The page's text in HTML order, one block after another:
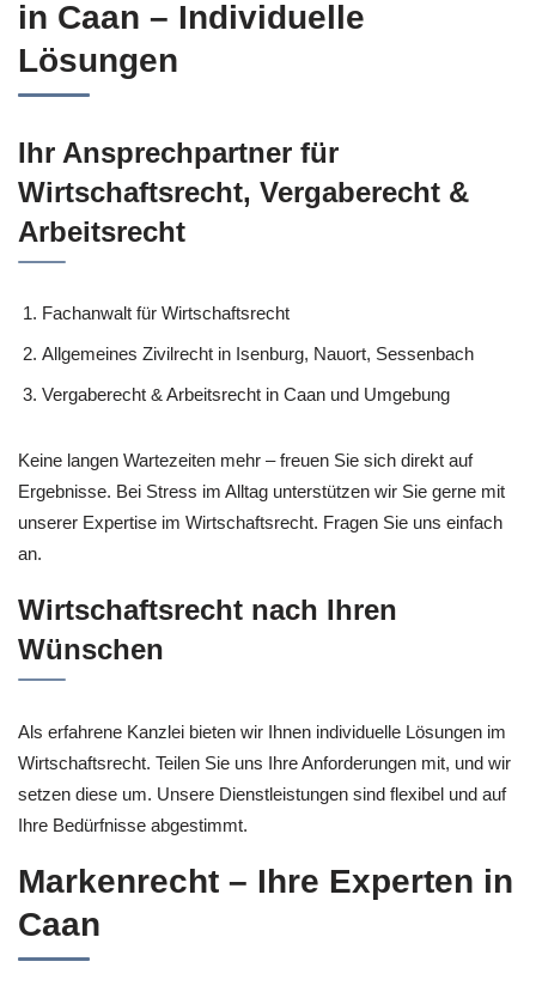
in Caan – Individuelle
Lösungen
Ihr Ansprechpartner für
Wirtschaftsrecht, Vergaberecht &
Arbeitsrecht
Fachanwalt für Wirtschaftsrecht
Allgemeines Zivilrecht in Isenburg, Nauort, Sessenbach
Vergaberecht & Arbeitsrecht in Caan und Umgebung
Keine langen Wartezeiten mehr – freuen Sie sich direkt auf
Ergebnisse. Bei Stress im Alltag unterstützen wir Sie gerne mit
unserer Expertise im Wirtschaftsrecht. Fragen Sie uns einfach
an.
Wirtschaftsrecht nach Ihren
Wünschen
Als erfahrene Kanzlei bieten wir Ihnen individuelle Lösungen im
Wirtschaftsrecht. Teilen Sie uns Ihre Anforderungen mit, und wir
setzen diese um. Unsere Dienstleistungen sind flexibel und auf
Ihre Bedürfnisse abgestimmt.
Markenrecht – Ihre Experten in
Caan